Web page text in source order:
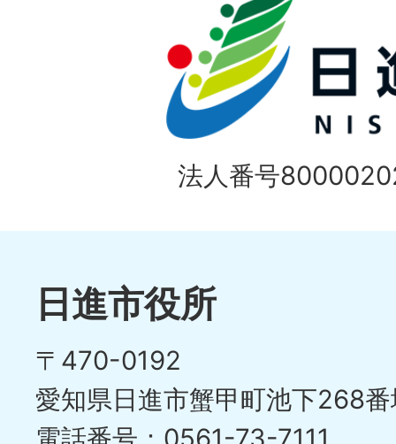
法人番号
日進市役所
〒470-0192
愛知県日進市蟹甲町池下268